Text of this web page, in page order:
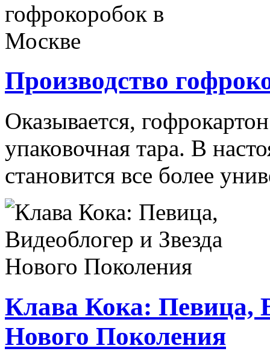
Производство
Оказывается,
упаковочная тара. В
становится все более
Клава Кока: Певица,
Нового Поколения